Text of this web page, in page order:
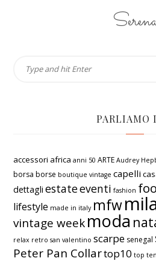
PARLIAMO
accessori africa anni 50 ARTE Audrey
borsa borse boutique vintage capelli
dettagli estateeventi fashion
lifestyle made in italy mfw
vintage weekmoda
relax retro san valentino scarpe senegal
Peter Pan Collartop10 top ten